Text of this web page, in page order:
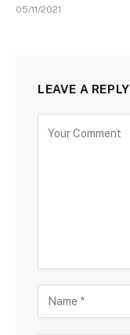
05/11/2021
LEAVE A REPLY